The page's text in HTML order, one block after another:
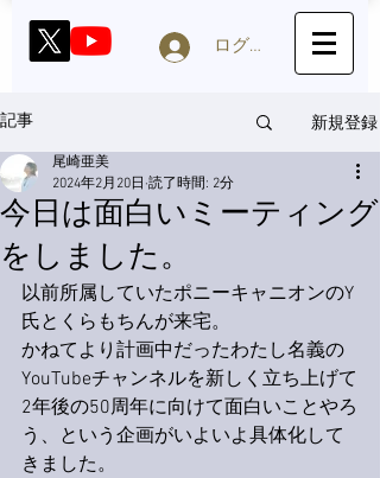
ログイン
記事 新規登録
今日は面白いミーティング
をしました。
尾崎亜美
2024年2月20日 読了時間: 2分
以前所属していたポニーキャニオンのY
氏とくらもちんが来宅。
かねてより計画中だったわたし名義の
YouTubeチャンネルを新しく立ち上げて
2年後の50周年に向けて面白いことやろ
う、という企画がいよいよ具体化して
きました。